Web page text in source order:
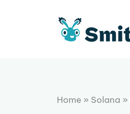
Home » Solana »